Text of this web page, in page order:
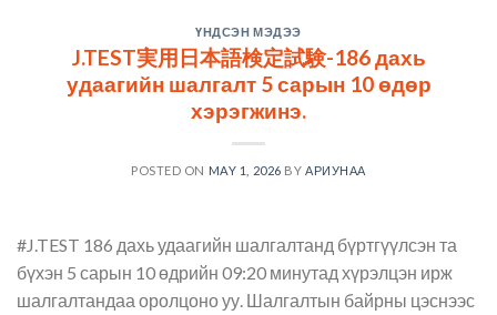
ҮНДСЭН МЭДЭЭ
J.TEST実用日本語検定試験-186 дахь
удаагийн шалгалт 5 сарын 10 өдөр
хэрэгжинэ.
POSTED ON MAY 1, 2026 BY АРИУНАА
#J.TEST 186 дахь удаагийн шалгалтанд бүртгүүлсэн та
бүхэн 5 сарын 10 өдрийн 09:20 минутад хүрэлцэн ирж
шалгалтандаа оролцоно уу. Шалгалтын байрны цэснээс